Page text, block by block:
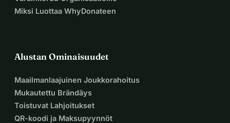
Miksi Luottaa WhyDonateen
Alustan Ominaisuudet
Maailmanlaajuinen Joukkorahoitus
Mukautettu Brändäys
Toistuvat Lahjoitukset
QR-koodi ja Maksupyynnöt